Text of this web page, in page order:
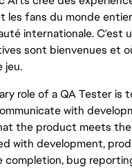
les fans du monde
internationale. C'est
sont bienvenues et
jeu.
role of a QA Tester is
with
the product meets
with development,
completion, bug